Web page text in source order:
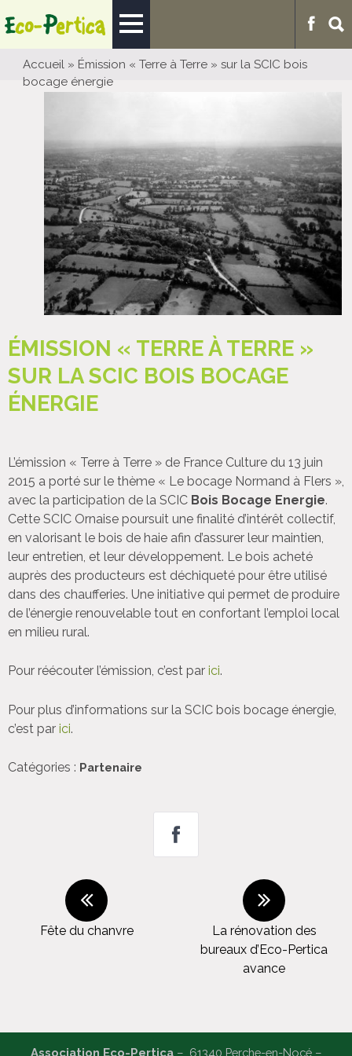
Accueil » Émission « Terre à Terre » sur la SCIC bois
bocage énergie
ÉMISSION « TERRE À TERRE »
SUR LA SCIC BOIS BOCAGE
ÉNERGIE
L’émission « Terre à Terre » de France Culture du 13 juin
2015 a porté sur le thème « Le bocage Normand à Flers »,
avec la participation de la SCIC Bois Bocage Energie.
Cette SCIC Ornaise poursuit une finalité d’intérêt collectif,
en valorisant le bois de haie afin d’assurer leur maintien,
leur entretien, et leur développement. Le bois acheté
auprès des producteurs est déchiqueté pour être utilisé
dans des chaufferies. Une initiative qui permet de produire
de l’énergie renouvelable tout en confortant l’emploi local
en milieu rural.
Pour réécouter l’émission, c’est par ici.
Pour plus d’informations sur la SCIC bois bocage énergie,
c’est par ici.
Catégories : Partenaire
Fête du chanvre
La rénovation des
bureaux d’Eco-Pertica
avance
Association Eco-Pertica – 61340 Perche-en-Nocé –